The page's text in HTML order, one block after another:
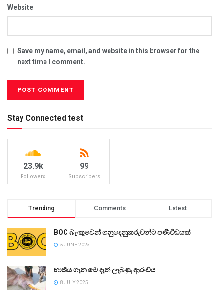
Website
Save my name, email, and website in this browser for the
next time I comment.
Stay Connected test
23.9k
Followers
99
Subscribers
Trending Comments Latest
BOC බැංකුවෙන් ගනුදෙනුකරුවන්ට පණිවිඩයක්
5 JUNE 2025
භාතිය ගැන මේ දැන් ලැබුණු ආරංචිය
8 JULY 2025